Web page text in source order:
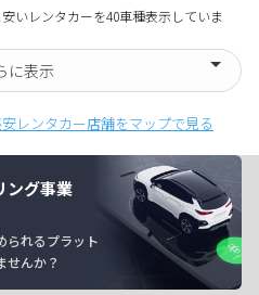
いレンタカーを40車種表示していま
に表示
レンタカー店舗をマップで見る
ング事業
られるプラット
せんか？